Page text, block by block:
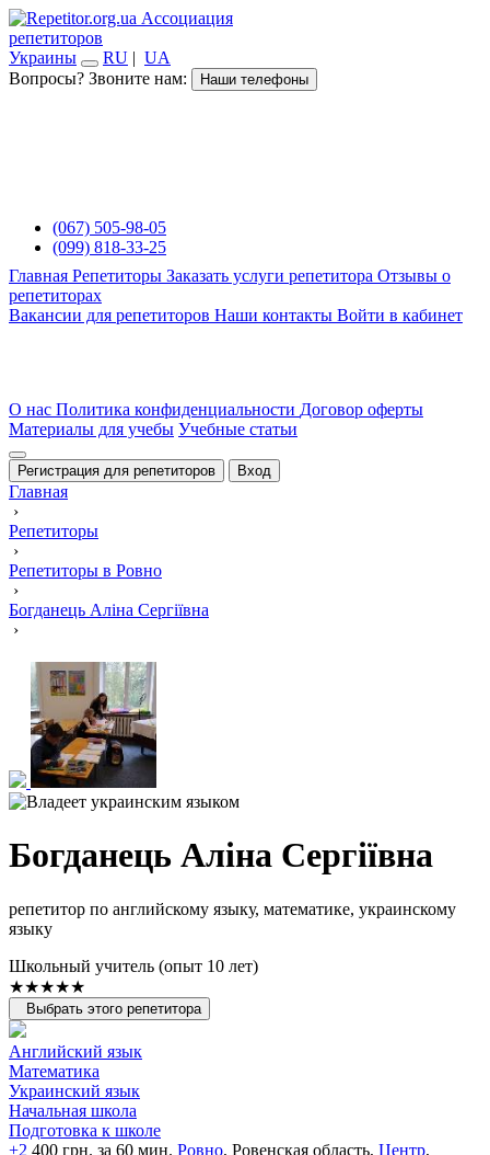
Ассоциация
репетиторов
Украины
RU | UA
Вопросы? Звоните нам:
Наши телефоны
(067) 505-98-05
(099) 818-33-25
Главная Репетиторы Заказать услуги репетитора Отзывы о
репетиторах
Вакансии для репетиторов Наши контакты Войти в кабинет
О нас Политика конфиденциальности Договор оферты
Материалы для учебы Учебные статьи
Регистрация для репетиторов Вход
Главная
›
Репетиторы
›
Репетиторы в Ровно
›
Богданець Аліна Сергіївна
›
Богданець Аліна Сергіївна
репетитор по английскому языку, математике, украинскому
языку
Школьный учитель (опыт 10 лет)
★★★★★
Выбрать этого репетитора
Английский язык
Математика
Украинский язык
Начальная школа
Подготовка к школе
+2 400 грн. за 60 мин. Ровно, Ровенская область, Центр,